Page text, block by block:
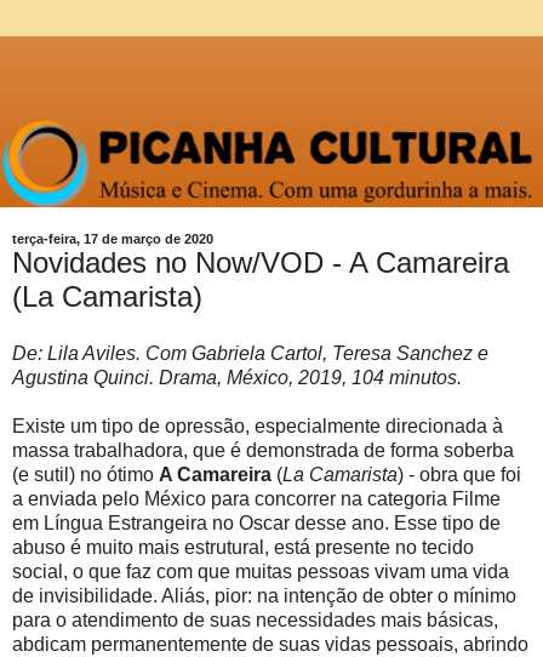
terça-feira, 17 de março de 2020
Novidades no Now/VOD - A Camareira
(La Camarista)
De: Lila Aviles. Com Gabriela Cartol, Teresa Sanchez e
Agustina Quinci. Drama, México, 2019, 104 minutos.
Existe um tipo de opressão, especialmente direcionada à
massa trabalhadora, que é demonstrada de forma soberba
(e sutil) no ótimo A Camareira (La Camarista) - obra que foi
a enviada pelo México para concorrer na categoria Filme
em Língua Estrangeira no Oscar desse ano. Esse tipo de
abuso é muito mais estrutural, está presente no tecido
social, o que faz com que muitas pessoas vivam uma vida
de invisibilidade. Aliás, pior: na intenção de obter o mínimo
para o atendimento de suas necessidades mais básicas,
abdicam permanentemente de suas vidas pessoais, abrindo